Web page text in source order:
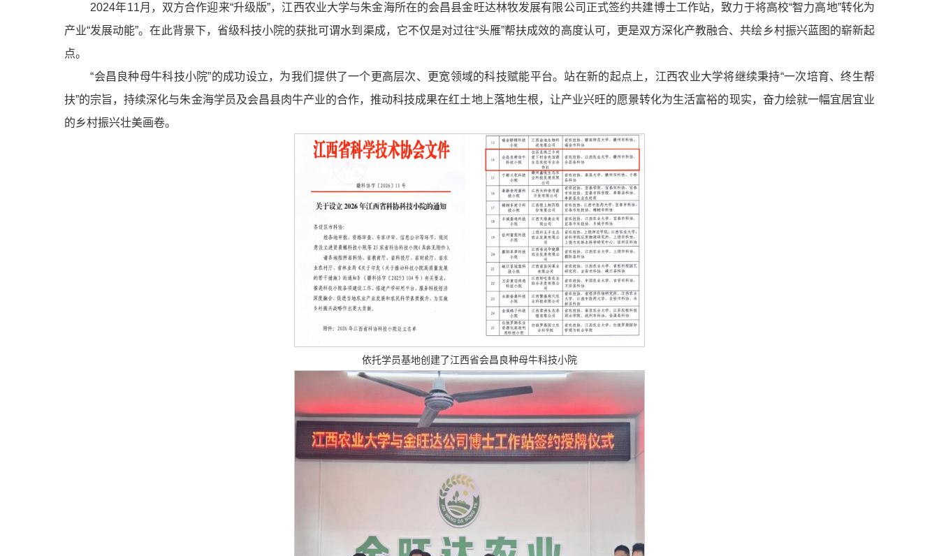
2024年11月，双方合作迎来“升级版”，江西农业大学与朱金海所在的会昌县金旺达林牧发展有限公司正式签约共建博士工作站，致力于将高校“智力高地”转化为
产业“发展动能”。在此背景下，省级科技小院的获批可谓水到渠成，它不仅是对过往“头雁”帮扶成效的高度认可，更是双方深化产教融合、共绘乡村振兴蓝图的崭新起
点。
“会昌良种母牛科技小院”的成功设立，为我们提供了一个更高层次、更宽领域的科技赋能平台。站在新的起点上，江西农业大学将继续秉持“一次培育、终生帮
扶”的宗旨，持续深化与朱金海学员及会昌县肉牛产业的合作，推动科技成果在红土地上落地生根，让产业兴旺的愿景转化为生活富裕的现实，奋力绘就一幅宜居宜业
的乡村振兴壮美画卷。
依托学员基地创建了江西省会昌良种母牛科技小院